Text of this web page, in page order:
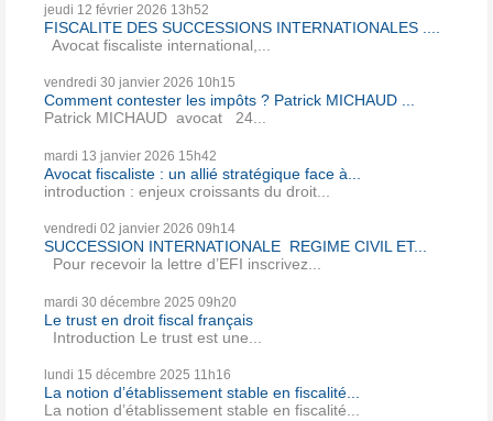
jeudi 12 février 2026 13h52
FISCALITE DES SUCCESSIONS INTERNATIONALES ....
Avocat fiscaliste international,...
vendredi 30 janvier 2026 10h15
Comment contester les impôts ? Patrick MICHAUD ...
Patrick MICHAUD avocat 24...
mardi 13 janvier 2026 15h42
Avocat fiscaliste : un allié stratégique face à...
introduction : enjeux croissants du droit...
vendredi 02 janvier 2026 09h14
SUCCESSION INTERNATIONALE REGIME CIVIL ET...
Pour recevoir la lettre d’EFI inscrivez...
mardi 30 décembre 2025 09h20
Le trust en droit fiscal français
Introduction Le trust est une...
lundi 15 décembre 2025 11h16
La notion d’établissement stable en fiscalité...
La notion d’établissement stable en fiscalité...